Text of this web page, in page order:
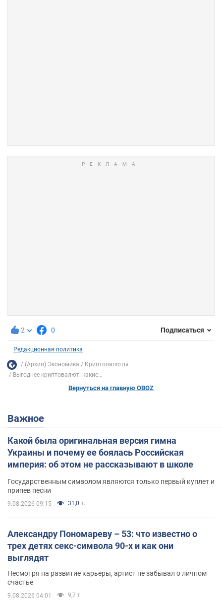
2 0 Подписаться
Редакционная политика
(Архив) Экономика
Криптовалюты
Выгоднее криптовалют: какие...
Вернуться на главную OBOZ
Важное
Какой была оригинальная версия гимна
Украины и почему ее боялась Российская
империя: об этом не рассказывают в школе
Государственным символом являются только первый куплет и
припев песни
9.08.2026 09:15 31,0 т.
Александру Пономареву – 53: что известно о
трех детях секс-символа 90-х и как они
выглядят
Несмотря на развитие карьеры, артист не забывал о личном
счастье
9.08.2026 04:01 9,7 т.